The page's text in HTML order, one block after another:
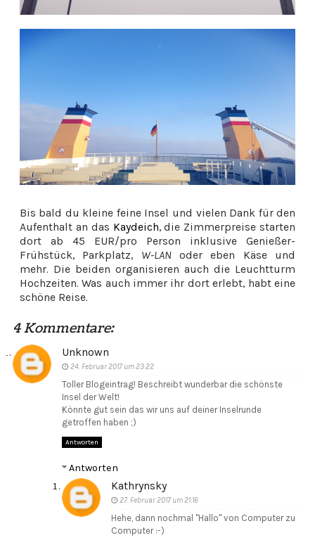
Bis bald du kleine feine Insel und vielen Dank für den
Aufenthalt an das Kaydeich, die Zimmerpreise starten
dort ab 45 EUR/pro Person inklusive Genießer-
Frühstück, Parkplatz, W-LANoder eben Käse und
mehr. Die beiden organisieren auch die Leuchtturm
Hochzeiten. Was auch immer ihr dort erlebt, habt eine
schöne Reise.
4 Kommentare:
Unknown
24. Februar 2017 um 23:22
Toller Blogeintrag! Beschreibt wunderbar die schönste
Insel der Welt!
Könnte gut sein das wir uns auf deiner Inselrunde
getroffen haben ;)
Antworten
Antworten
Kathrynsky
27. Februar 2017 um 21:16
Hehe, dann nochmal "Hallo" von Computer zu
Computer :-)